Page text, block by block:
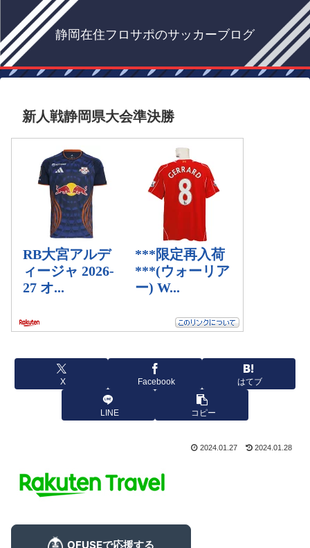
静岡在住フロサポのサッカーブログ
新人戦静岡県大会準決勝
X Facebook はてブ
LINE コピー
2024.01.27 2024.01.28